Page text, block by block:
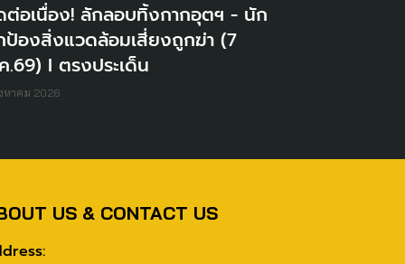
อเนื่อง! ลักลอบทิ้งกากอุตฯ - นัก
องสิ่งแวดล้อมเสี่ยงถูกฆ่า (7
.69) I ตรงประเด็น
หาคม 2026
US & CONTACT US